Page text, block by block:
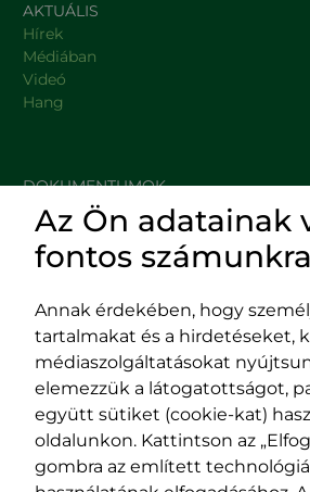
AKTUÁLIS
Hírek
Médiában
Videó
Hang
DOKUMENTUMOK
HASZNOS LINKEK
Impresszum
Adatvédelmi
EPP program
400029 Kolozsvár,
Fürdő (Card. Iuliu Hossu) utca, 41.
szám
Az Ön adatainak
fontos
Annak érdekében, hogy
tartalmakat és a hirdetéseket,
médiaszolgáltatásokat
elemezzük a látogatottságot,
együtt sütiket (cookie-kat)
oldalunkon. Kattintson az
gombra az említett